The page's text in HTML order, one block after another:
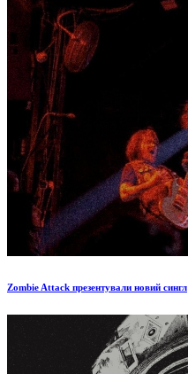
Zombie Attack презентували новий сингл